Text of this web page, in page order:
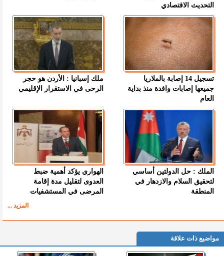
التحديث الاقتصادي
تسجيل 14 إصابة بالملاريا
جميعها إصابات وافدة منذ بداية
العام
ملك إسبانيا : الأردن هو حجر
الرحى في الاستقرار الإقليمي
الملك : حل الدولتين أساسي
لتحقيق السلام والازدهار في
المنطقة
الهواري يؤكد أهمية ضبط
العدوى لتقليل مدة إقامة
المرضى في المستشفيات
المزيد ...
مواضيع ذات علاقة